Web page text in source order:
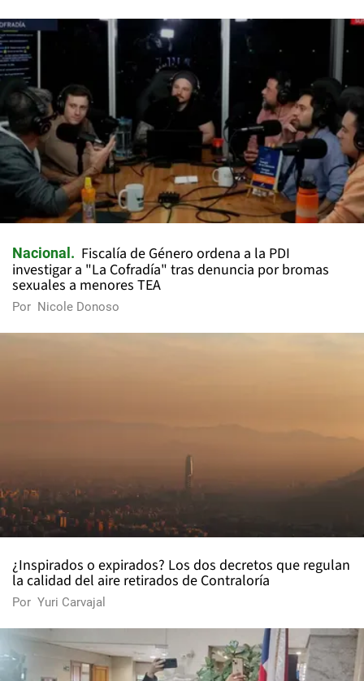
Nacional
Fiscalía de Género ordena a la PDI
investigar a "La Cofradía" tras denuncia por bromas
sexuales a menores TEA
Por Nicole Donoso
¿Inspirados o expirados? Los dos decretos que regulan
la calidad del aire retirados de Contraloría
Por Yuri Carvajal